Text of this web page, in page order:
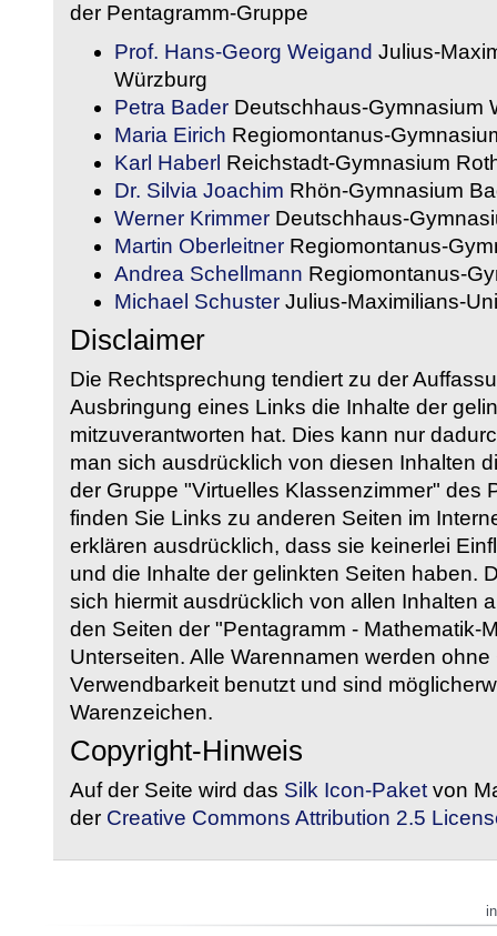
der Pentagramm-Gruppe
Prof. Hans-Georg Weigand Julius-
Würzburg
Petra Bader Deutschhaus-Gymnasium
Maria Eirich Regiomontanus-
Karl Haberl Reichstadt-Gymnasium
Dr. Silvia Joachim Rhön-Gymnasium
Werner Krimmer Deutschhaus-
Martin Oberleitner Regiomontanus-
Andrea Schellmann Regiomontanus-
Michael Schuster Julius-Maximilians-
Disclaimer
Die Rechtsprechung tendiert zu der
Ausbringung eines Links die Inhalte der
mitzuverantworten hat. Dies kann nur
man sich ausdrücklich von diesen Inhalten
der Gruppe "Virtuelles Klassenzimmer" des
finden Sie Links zu anderen Seiten im
erklären ausdrücklich, dass sie keinerlei
und die Inhalte der gelinkten Seiten haben.
sich hiermit ausdrücklich von allen Inhalten
den Seiten der "Pentagramm - Mathematik-
Unterseiten. Alle Warennamen werden
Verwendbarkeit benutzt und sind
Warenzeichen.
Copyright-Hinweis
Auf der Seite wird das Silk Icon-Paket von
der Creative Commons Attribution 2.5